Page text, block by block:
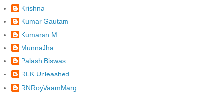
Krishna
Kumar Gautam
Kumaran.M
MunnaJha
Palash Biswas
RLK Unleashed
RNRoyVaamMarg